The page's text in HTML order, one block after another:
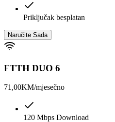
Priključak besplatan
Naručite Sada
FTTH DUO 6
71,00KM/mjesečno
120 Mbps Download